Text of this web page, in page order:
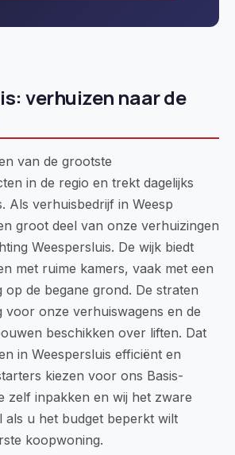
verhuizen naar de
van de grootste
in de regio en trekt dagelijks
Als verhuisbedrijf in Weesp
groot deel van onze verhuizingen
Weespersluis. De wijk biedt
met ruime kamers, vaak met een
op de begane grond. De straten
voor onze verhuiswagens en de
beschikken over liften. Dat
in Weespersluis efficiënt en
kiezen voor ons Basis-
zelf inpakken en wij het zware
als u het budget beperkt wilt
koopwoning.